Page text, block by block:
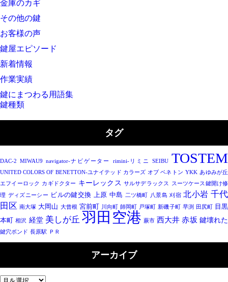
金庫のカギ
その他の鍵
お客様の声
鍵屋エピソード
新着情報
作業実績
鍵にまつわる用語集
鍵種類
タグ
DAC-2 MIWAU9 navigator-ナビゲーター rimini-リミニ SEIBU TOSTEM
UNITED COLORS OF BENETTON-ユナイテッド カラーズ オブ ベネトン YKK あゆみが丘
エフイーロック
カギドクター キーレックス サルサデラックス スーツケース鍵開け修
理 ディズニーシー ビルの鍵交換 上原 中島 二ツ橋町 八景島 刈宿 北小岩 千代
田区 南大塚 大岡山 大曾根 宮前町 川向町 師岡町 戸塚町 新磯子町 早渕 田尻町
目黒
本町
相沢 経堂 美しが丘 羽田空港 蕨市 西大井 赤坂 鍵壊れた
鍵穴ボンド 長原駅 ＰＲ
アーカイブ
ア